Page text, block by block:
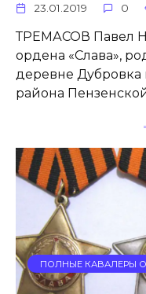
23.01.2019 0
ТРЕМАСОВ Павел
ордена «Слава»,
деревне
района
ПОЛНЫЕ КАВАЛЕРЫ